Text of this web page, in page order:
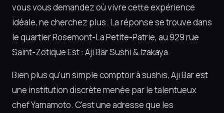
vous vous demandez où vivre cette expérience
idéale, ne cherchez plus. La réponse se trouve dans
le quartier Rosemont-La Petite-Patrie, au 929 rue
Saint-Zotique Est : Aji Bar Sushi & Izakaya.
Bien plus qu'un simple comptoir à sushis, Aji Bar est
une institution discrète menée par le talentueux
chef Yamamoto. C'est une adresse que les